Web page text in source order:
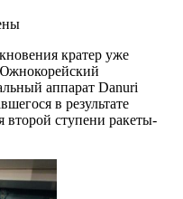
кратер уже
аппарат Danuri
в результате
второй ступени ракеты-